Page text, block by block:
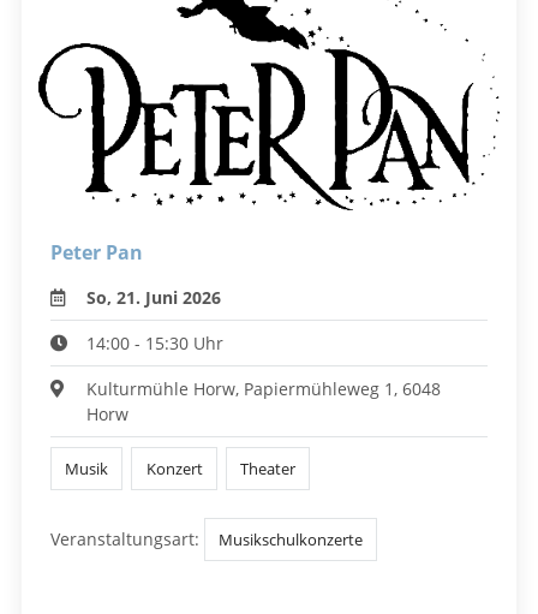
Peter Pan
So, 21. Juni 2026
14:00 - 15:30 Uhr
Kulturmühle Horw, Papiermühleweg 1, 6048
Horw
Musik Konzert Theater
Veranstaltungsart: Musikschulkonzerte